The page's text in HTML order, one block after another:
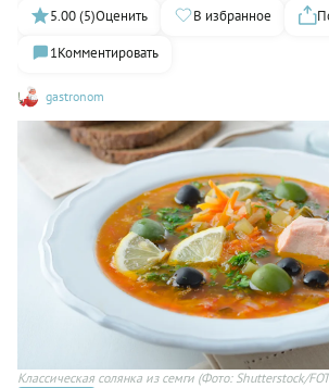
gastronom
5.00 (5)Оценить В избранное
1Комментировать
Классическая солянка из семги (Фото: Shutterstock/